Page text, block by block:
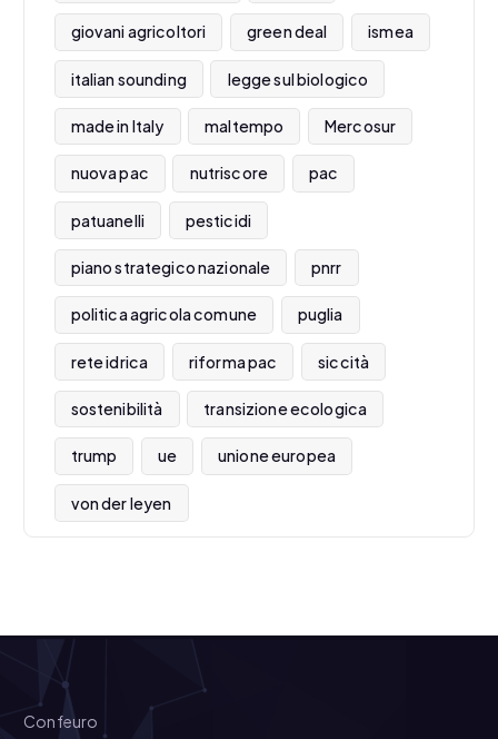
giovani agricoltori green deal ismea
italian sounding legge sul biologico
made in Italy maltempo Mercosur
nuova pac nutriscore pac
patuanelli pesticidi
piano strategico nazionale pnrr
politica agricola comune puglia
rete idrica riforma pac siccità
sostenibilità transizione ecologica
trump ue unione europea
von der leyen
Confeuro